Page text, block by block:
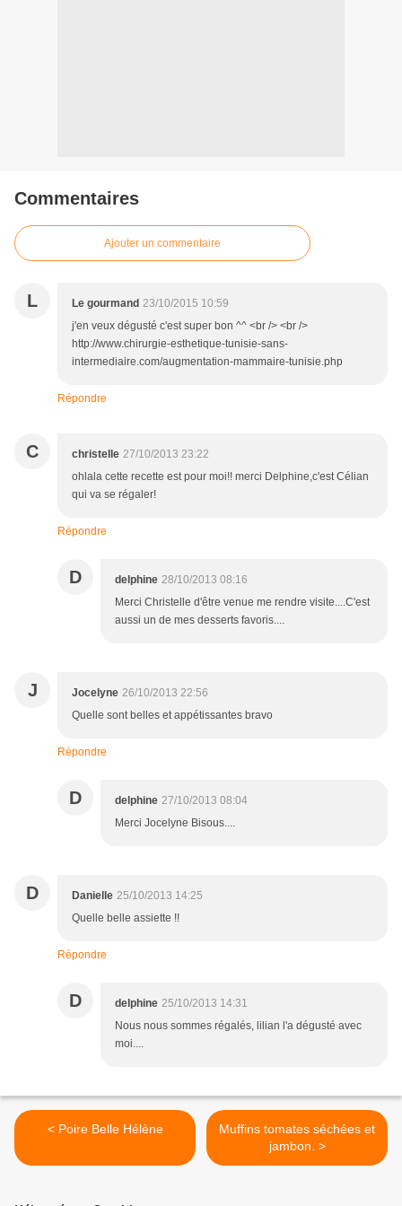
Commentaires
Ajouter un commentaire
L Le gourmand 23/10/2015 10:59
j'en veux dégusté c'est super bon ^^ <br /> <br />
http://www.chirurgie-esthetique-tunisie-sans-
intermediaire.com/augmentation-mammaire-tunisie.php
Répondre
C christelle 27/10/2013 23:22
ohlala cette recette est pour moi!! merci Delphine,c'est Célian
qui va se régaler!
Répondre
D delphine 28/10/2013 08:16
Merci Christelle d'être venue me rendre visite....C'est
aussi un de mes desserts favoris....
J Jocelyne 26/10/2013 22:56
Quelle sont belles et appétissantes bravo
Répondre
D delphine 27/10/2013 08:04
Merci Jocelyne Bisous....
D Danielle 25/10/2013 14:25
Quelle belle assiette !!
Répondre
D delphine 25/10/2013 14:31
Nous nous sommes régalés, lilian l'a dégusté avec
moi....
< Poire Belle Hélène
Muffins tomates séchées et
jambon. >